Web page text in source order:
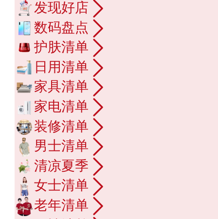
发现好店
数码盘点
护肤清单
日用清单
家具清单
家电清单
装修清单
男士清单
清凉夏季
女士清单
老年清单